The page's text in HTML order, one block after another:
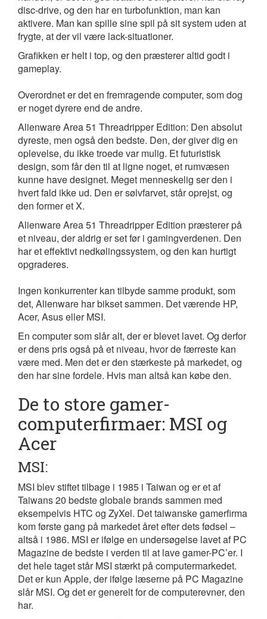
disc-drive, og den har en turbofunktion, man kan
aktivere. Man kan spille sine spil på sit system uden at
frygte, at der vil være lack-situationer.
Grafikken er helt i top, og den præsterer altid godt i
gameplay.
Overordnet er det en fremragende computer, som dog
er noget dyrere end de andre.
Alienware Area 51 Threadripper Edition: Den absolut
dyreste, men også den bedste. Den, der giver dig en
oplevelse, du ikke troede var mulig. Et futuristisk
design, som får den til at ligne noget, et rumvæsen
kunne have designet. Meget menneskelig ser den i
hvert fald ikke ud. Den er sølvfarvet, står oprejst, og
den former et X.
Alienware Area 51 Threadripper Edition præsterer på
et niveau, der aldrig er set før i gamingverdenen. Den
har et effektivt nedkølingssystem, og den kan hurtigt
opgraderes.
Ingen konkurrenter kan tilbyde samme produkt, som
det, Alienware har bikset sammen. Det værende HP,
Acer, Asus eller MSI.
En computer som slår alt, der er blevet lavet. Og derfor
er dens pris også på et niveau, hvor de færreste kan
være med. Men det er den stærkeste på markedet, og
den har sine fordele. Hvis man altså kan købe den.
De to store gamer-
computerfirmaer: MSI og
Acer
MSI:
MSI blev stiftet tilbage i 1985 i Taiwan og er et af
Taiwans 20 bedste globale brands sammen med
eksempelvis HTC og ZyXel. Det taiwanske gamerfirma
kom første gang på markedet året efter dets fødsel –
altså i 1986. MSI er ifølge en undersøgelse lavet af PC
Magazine de bedste i verden til at lave gamer-PC’er. I
det hele taget står MSI stærkt på computermarkedet.
Det er kun Apple, der ifølge læserne på PC Magazine
slår MSI. Og det er generelt for de computerevner, den
har.